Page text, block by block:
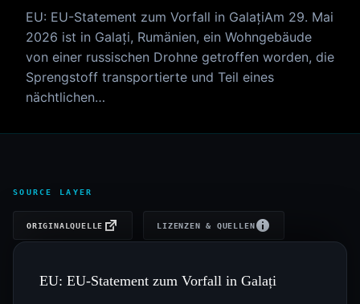
EU: EU-Statement zum Vorfall in GalațiAm 29. Mai
2026 ist in Galați, Rumänien, ein Wohngebäude
von einer russischen Drohne getroffen worden, die
Sprengstoff transportierte und Teil eines
nächtlichen…
SOURCE LAYER
ORIGINALQUELLE LIZENZEN & QUELLEN
EU: EU-Statement zum Vorfall in Galați